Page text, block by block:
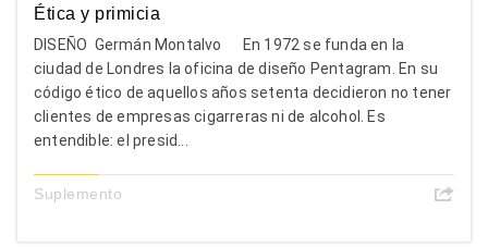
Ética y primicia
DISEÑO Germán Montalvo En 1972 se funda en la
ciudad de Londres la oficina de diseño Pentagram. En su
código ético de aquellos años setenta decidieron no tener
clientes de empresas cigarreras ni de alcohol. Es
entendible: el presid...
Suplemento